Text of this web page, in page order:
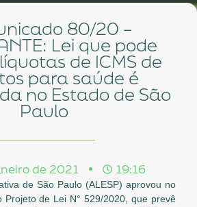
Lei que pode
de ICMS de
para saúde é
no Estado de São
Paulo
de 2021 19:16
de São Paulo (ALESP) aprovou no
de Lei N° 529/2020, que prevê